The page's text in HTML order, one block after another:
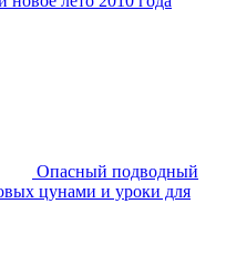
Опасный подводный
цунами и уроки для